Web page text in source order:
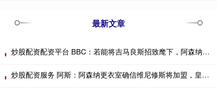
最新文章
炒股配资配资平台 BBC：若能将吉马良斯招致麾下，阿森纳将迎来一位天生的领袖
炒股配资服务 阿斯：阿森纳更衣室确信维尼修斯将加盟，皇马不会满足其薪资要求